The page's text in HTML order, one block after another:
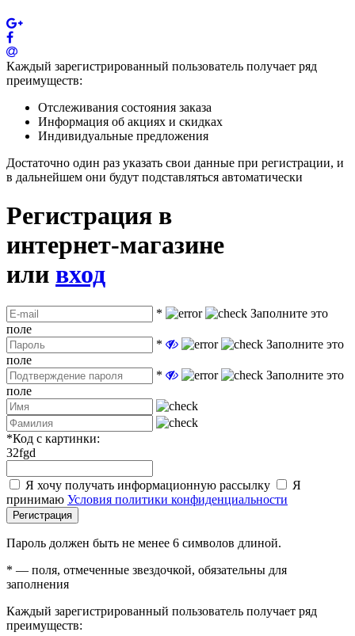
Каждый зарегистрированный пользователь получает ряд
преимуществ:
Отслеживания состояния заказа
Информация об акциях и скидках
Индивидуальные предложения
Достаточно один раз указать свои данные при регистрации, и
в дальнейшем они будут подставляться автоматически
Регистрация в
интернет-магазине
или вход
*
Заполните это
поле
*
Заполните это
поле
*
Заполните это
поле
*Код с картинки:
32fgd
Я хочу получать информационную рассылку
Я
принимаю Условия политики конфиденциальности
Регистрация
Пароль должен быть не менее 6 символов длиной.
* — поля, отмеченные звездочкой, обязательны для
заполнения
Каждый зарегистрированный пользователь получает ряд
преимуществ: